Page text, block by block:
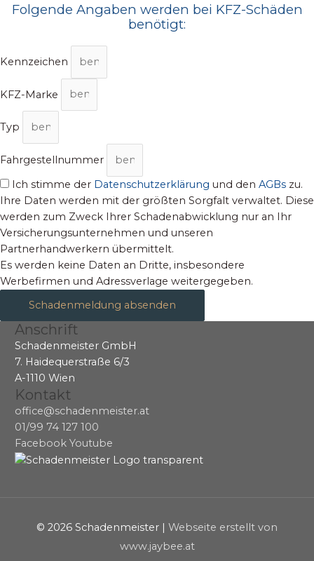
Folgende Angaben werden bei KFZ-Schäden
benötigt:
Kennzeichen
KFZ-Marke
Typ
Fahrgestellnummer
Ich stimme der Datenschutzerklärung und den AGBs zu.
Ihre Daten werden mit der größten Sorgfalt verwaltet. Diese
werden zum Zweck Ihrer Schadenabwicklung nur an Ihr
Versicherungsunternehmen und unseren
Partnerhandwerkern übermittelt.
Es werden keine Daten an Dritte, insbesondere
Werbefirmen und Adressverlage weitergegeben.
Schadenmeldung absenden
Anschrift
Schadenmeister GmbH
7. Haidequerstraße 6/3
A-1110 Wien
Kontakt
office@schadenmeister.at
01/99 74 127 100
Facebook Youtube
© 2026 Schadenmeister | Webseite erstellt von
www.jaybee.at